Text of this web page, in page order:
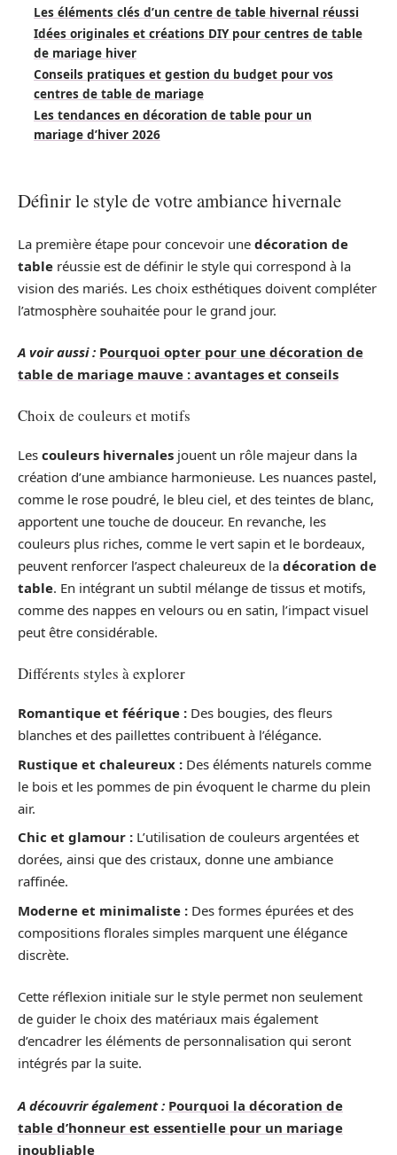
Les éléments clés d’un centre de table hivernal réussi
Idées originales et créations DIY pour centres de table
de mariage hiver
Conseils pratiques et gestion du budget pour vos
centres de table de mariage
Les tendances en décoration de table pour un
mariage d’hiver 2026
Définir le style de votre ambiance hivernale
La première étape pour concevoir une décoration de
table réussie est de définir le style qui correspond à la
vision des mariés. Les choix esthétiques doivent compléter
l’atmosphère souhaitée pour le grand jour.
A voir aussi : Pourquoi opter pour une décoration de
table de mariage mauve : avantages et conseils
Choix de couleurs et motifs
Les couleurs hivernales jouent un rôle majeur dans la
création d’une ambiance harmonieuse. Les nuances pastel,
comme le rose poudré, le bleu ciel, et des teintes de blanc,
apportent une touche de douceur. En revanche, les
couleurs plus riches, comme le vert sapin et le bordeaux,
peuvent renforcer l’aspect chaleureux de la décoration de
table. En intégrant un subtil mélange de tissus et motifs,
comme des nappes en velours ou en satin, l’impact visuel
peut être considérable.
Différents styles à explorer
Romantique et féérique : Des bougies, des fleurs
blanches et des paillettes contribuent à l’élégance.
Rustique et chaleureux : Des éléments naturels comme
le bois et les pommes de pin évoquent le charme du plein
air.
Chic et glamour : L’utilisation de couleurs argentées et
dorées, ainsi que des cristaux, donne une ambiance
raffinée.
Moderne et minimaliste : Des formes épurées et des
compositions florales simples marquent une élégance
discrète.
Cette réflexion initiale sur le style permet non seulement
de guider le choix des matériaux mais également
d’encadrer les éléments de personnalisation qui seront
intégrés par la suite.
A découvrir également : Pourquoi la décoration de
table d’honneur est essentielle pour un mariage
inoubliable